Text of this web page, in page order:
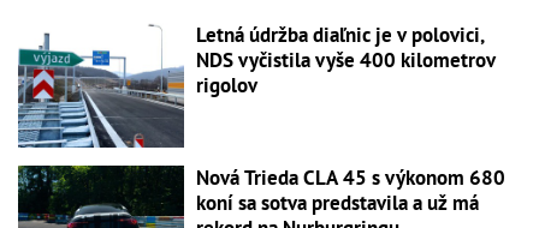
Letná údržba diaľnic je v polovici,
NDS vyčistila vyše 400 kilometrov
rigolov
Nová Trieda CLA 45 s výkonom 680
koní sa sotva predstavila a už má